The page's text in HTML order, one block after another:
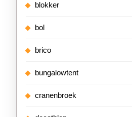
blokker
bol
brico
bungalowtent
cranenbroek